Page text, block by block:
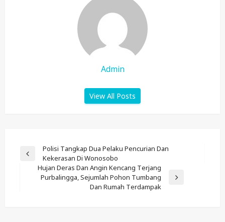
Admin
View All Posts
Post
Navigation
Previous
Polisi Tangkap Dua Pelaku Pencurian Dan
Kekerasan Di Wonosobo
Next
Hujan Deras Dan Angin Kencang Terjang
Purbalingga, Sejumlah Pohon Tumbang
Dan Rumah Terdampak